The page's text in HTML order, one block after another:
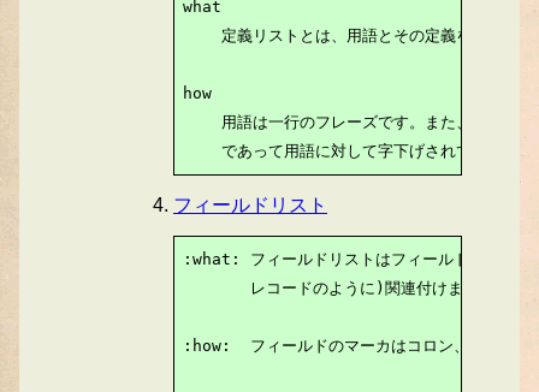
what
定義リストとは、用語とその定義を結び付け
how
用語は一行のフレーズです。また、定義は1
    であって用語に対して字下げされています。
フィールドリスト
:what: フィールドリストはフィールド名をフィ
レコードのように)関連付けます。これ
:how:  フィールドのマーカはコロン、フィール